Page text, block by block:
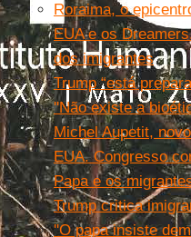
Roraima, o
EUA e os
dos imigrantes
Trump “está
''Não existe a
Michel Aupetit,
EUA. Congresso
Papa e os
Trump critica
''O papa insiste